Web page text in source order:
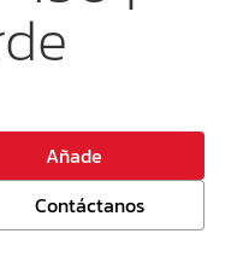
Añade
Contáctanos